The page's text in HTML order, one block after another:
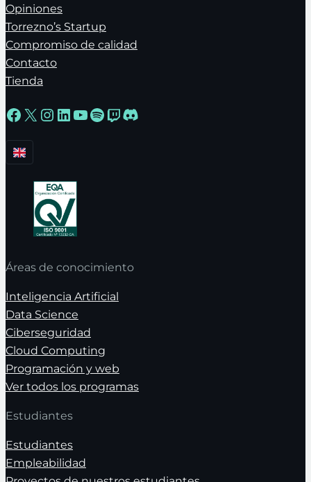
Opiniones
Torrezno’s Startup
Compromiso de calidad
Contacto
Tienda
Facebook
X Instagram
LinkedIn
YouTube
Spotify
Twitch
Discord
Áreas de conocimiento
Inteligencia Artificial
Data Science
Ciberseguridad
Cloud Computing
Programación y web
Ver todos los programas
Estudiantes
Estudiantes
Empleabilidad